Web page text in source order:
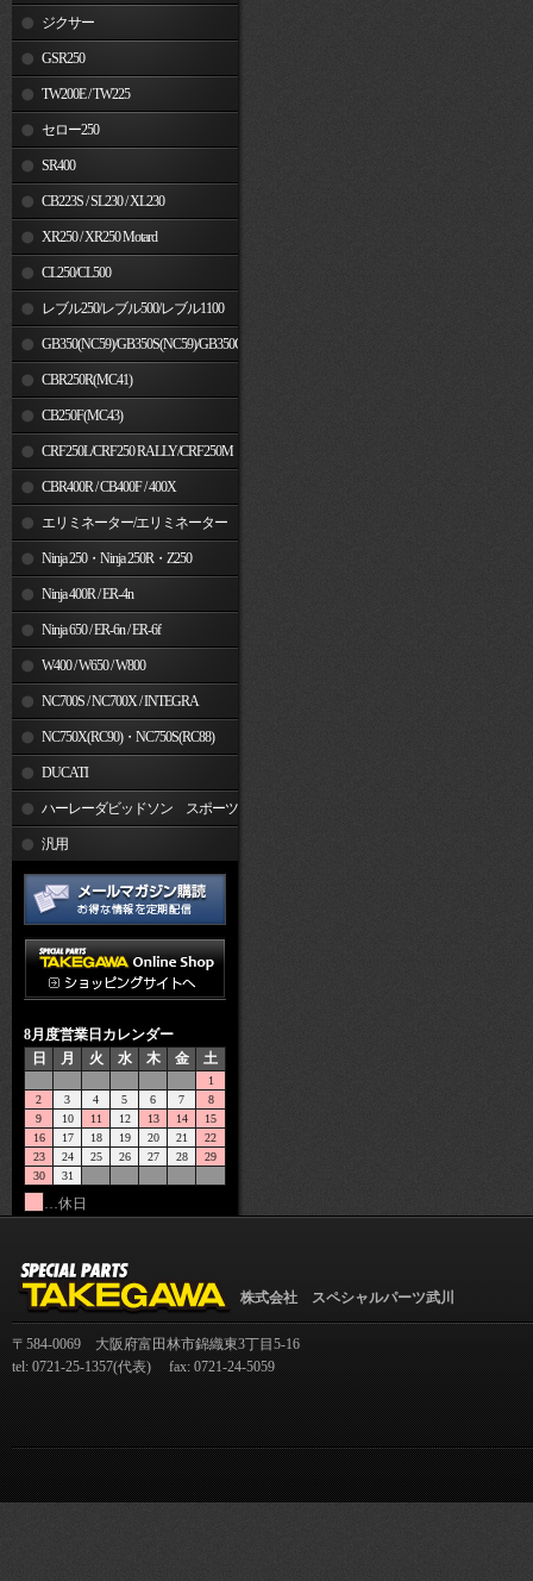
ジクサー
GSR250
TW200E / TW225
セロー250
SR400
CB223S / SL230 / XL230
XR250 / XR250 Motard
CL250/CL500
レブル250/レブル500/レブル1100
GB350(NC59)/GB350S(NC59)/GB350C(NC64)
CBR250R(MC41)
CB250F(MC43)
CRF250L/CRF250 RALLY/CRF250M
CBR400R / CB400F / 400X
エリミネーター/エリミネーター
SE Ninja 250・Ninja 250R・Z250
Ninja 400R / ER-4n
Ninja 650 / ER-6n / ER-6f
W400 / W650 / W800
NC700S / NC700X / INTEGRA
NC750X(RC90)・NC750S(RC88)
DUCATI
ハーレーダビッドソン スポーツ
スター汎用
8月度営業日カレンダー
日
月 火 水 木 金 土
1
2
3 4 5 6 7
8
9
10 11 12 13 14
15
16
17 18 19 20 21
22
23
24 25 26 27 28
29
30
31
…休日
株式会社 スペシャルパーツ武川
〒584-0069 大阪府富田林市錦織東3丁目5-16
tel: 0721-25-1357(代表) fax: 0721-24-5059